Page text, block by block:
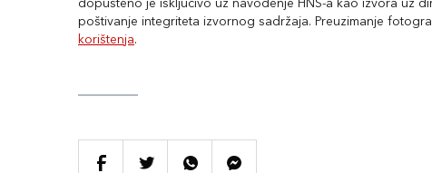
dopušteno je isključivo uz navođenje HNS-a kao izvora uz
poštivanje integriteta izvornog sadržaja. Preuzimanje
korištenja.